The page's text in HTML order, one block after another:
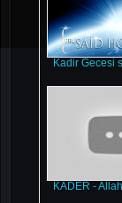
Kadir Gecesi
KADER -